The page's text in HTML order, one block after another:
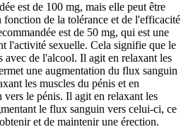
est de 100 mg, mais elle peut être
fonction de la tolérance et de l'efficacité
est de 50 mg, qui est une
l'activité sexuelle. Cela signifie que le
avec de l'alcool. Il agit en relaxant les
une augmentation du flux sanguin
les muscles du pénis et en
le pénis. Il agit en relaxant les
le flux sanguin vers celui-ci, ce
et de maintenir une érection.